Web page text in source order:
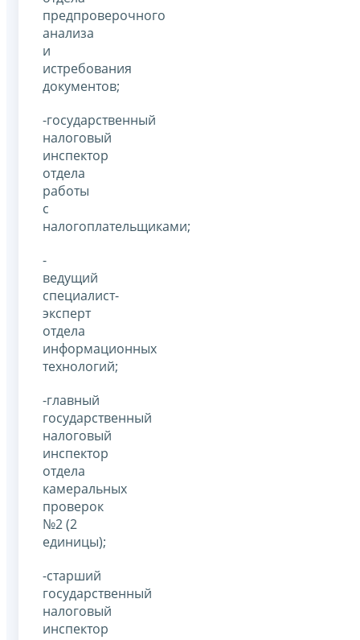
предпроверочного
анализа
и
истребования
документов;
-государственный
налоговый
инспектор
отдела
работы
с
налогоплательщиками;
-
ведущий
специалист-
эксперт
отдела
информационных
технологий;
-главный
государственный
налоговый
инспектор
отдела
камеральных
проверок
№2 (2
единицы);
-старший
государственный
налоговый
инспектор